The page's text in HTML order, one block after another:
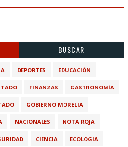
BUSCAR
DEPORTES EDUCACIÓN
FINANZAS GASTRONOMÍA
GOBIERNO MORELIA
NACIONALES NOTA ROJA
CIENCIA ECOLOGIA